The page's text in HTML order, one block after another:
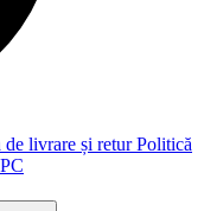
de livrare și returPolitică